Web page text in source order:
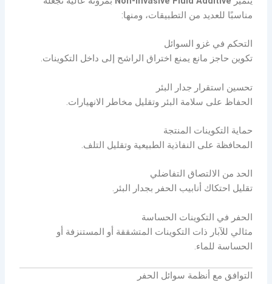
مناسبًا للعديد من التطبيقات، ومنها:
التحكم في غزو السوائل
تكوين حاجز مانع يمنع اختراق الراشح إلى داخل التكوينات.
تحسين استقرار جدار البئر
الحفاظ على سلامة البئر وتقليل مخاطر الانهيارات.
حماية التكوينات المنتجة
المحافظة على النفاذية الطبيعية وتقليل التلف.
الحد من الالتصاق التفاضلي
تقليل احتكاك أنابيب الحفر بجدار البئر.
الحفر في التكوينات الحساسة
مثالي للآبار ذات التكوينات المتشققة أو المستنزفة أو
الحساسة للماء.
التوافق مع أنظمة سوائل الحفر